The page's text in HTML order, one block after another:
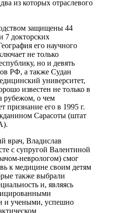
из которых отраслевого
защищены 44
7 докторских
его научного
не только
но и девять
РФ, а также Судан
университет,
известен не только в
рубежом, о чем
признание его в 1995 г.
Сарасоты (штат
врач, Владислав
с супругой Валентиной
неврологом) смог
к медицине своим детям
также выбрали
и, являясь
и учеными, успешно